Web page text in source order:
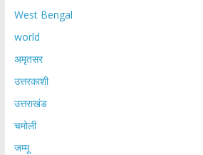
West Bengal
world
अमृतसर
उत्तरकाशी
उत्तराखंड
चमोली
जम्मू